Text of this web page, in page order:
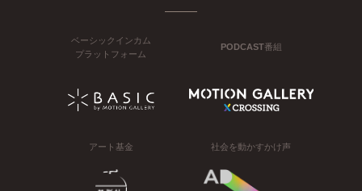
ベーシックインカム
プラットフォーム
PODCAST番組
アート基金 社会を動かすかけ声